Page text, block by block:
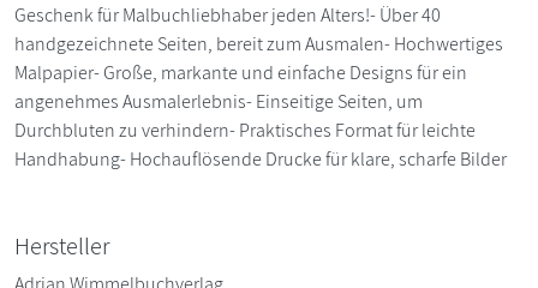
Geschenk für Malbuchliebhaber jeden Alters!- Über 40
handgezeichnete Seiten, bereit zum Ausmalen- Hochwertiges
Malpapier- Große, markante und einfache Designs für ein
angenehmes Ausmalerlebnis- Einseitige Seiten, um
Durchbluten zu verhindern- Praktisches Format für leichte
Handhabung- Hochauflösende Drucke für klare, scharfe Bilder
Hersteller